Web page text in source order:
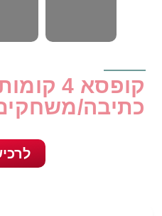
קופסא 4
כתיבה/